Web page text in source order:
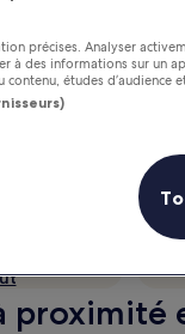
des
nuit séjournée
proximité
précises. Analyser
à des informations sur un
études d’audience